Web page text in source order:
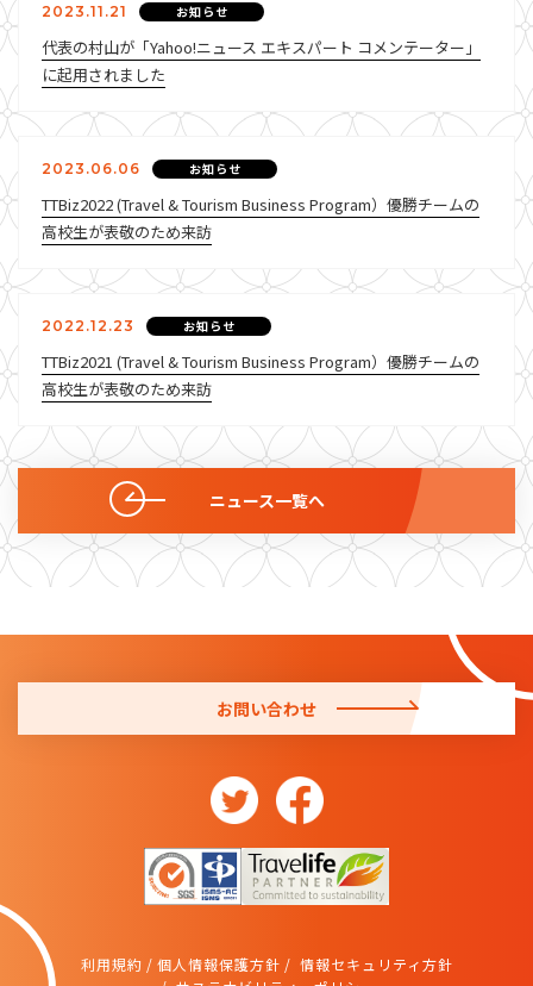
2023.11.21 お知らせ
代表の村山が「Yahoo!ニュース エキスパート コメンテーター」
に起用されました
2023.06.06 お知らせ
TTBiz2022 (Travel & Tourism Business Program）優勝チームの
高校生が表敬のため来訪
2022.12.23 お知らせ
TTBiz2021 (Travel & Tourism Business Program）優勝チームの
高校生が表敬のため来訪
ニュース一覧へ
お問い合わせ
利用規約 個人情報保護方針
情報セキュリティ方針